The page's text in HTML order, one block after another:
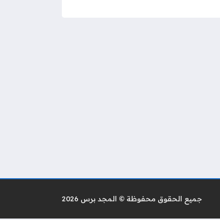
جميع الحقوق محفوظة © المجد برس 2026